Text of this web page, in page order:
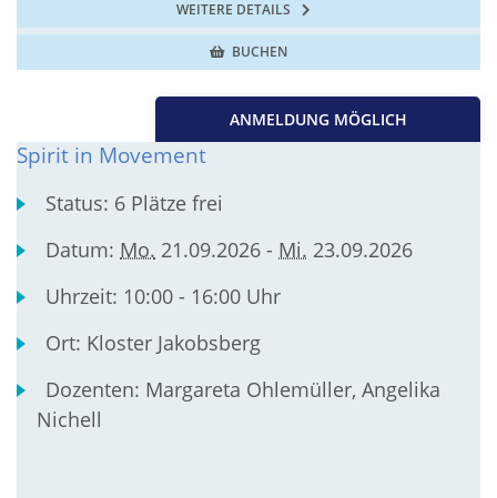
WEITERE DETAILS
BUCHEN
ANMELDUNG MÖGLICH
Spirit in Movement
Status: 6 Plätze frei
Datum: Mo. 21.09.2026 - Mi. 23.09.2026
Uhrzeit: 10:00 - 16:00 Uhr
Ort: Kloster Jakobsberg
Dozenten: Margareta Ohlemüller, Angelika
Nichell